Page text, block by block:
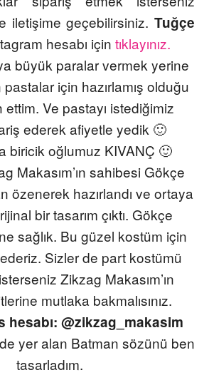
iletişime geçebilirsiniz. Tuğçe
hesabı için tıklayınız.
büyük paralar vermek yerine
pastalar için hazırlamış olduğu
Ve pastayı istediğimiz
ederek afiyetle yedik 🙂
biricik oğlumuz KIVANÇ 🙂
Makasım’ın sahibesi Gökçe
özenerek hazırlandı ve ortaya
bir tasarım çıktı. Gökçe
sağlık. Bu güzel kostüm için
Sizler de partkostümü
Zikzag Makasım’ın
mutlaka bakmalısınız.
hesabı: @zikzag_makasim
yer alan Batman sözünü ben
tasarladım.